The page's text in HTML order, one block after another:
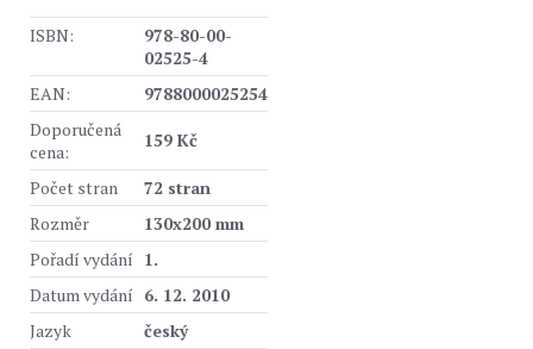
ISBN:
978-80-00-
02525-4
EAN:
9788000025254
Doporučená
cena:
159 Kč
Počet stran
72 stran
Rozměr
130x200 mm
Pořadí vydání 1.
Datum vydání 6. 12. 2010
Jazyk
český